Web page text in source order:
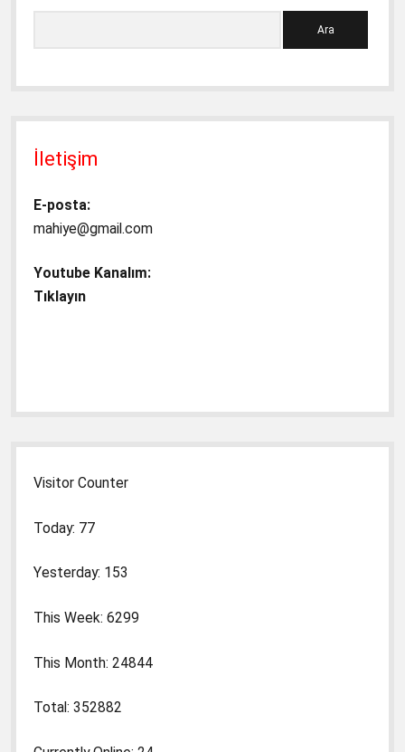
İletişim
E-posta:
mahiye@gmail.com
Youtube Kanalım:
Tıklayın
Visitor Counter
Today: 77
Yesterday: 153
This Week: 6299
This Month: 24844
Total: 352882